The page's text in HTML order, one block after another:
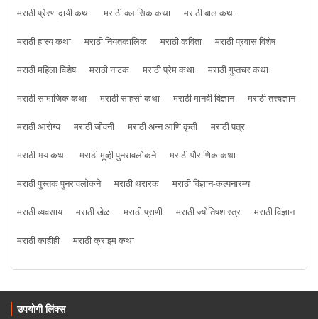
मराठी प्रेरणादायी कथा
मराठी क्लासिक कथा
मराठी बाल कथा
मराठी हास्य कथा
मराठी नियतकालिक मराठी कविता
मराठी प्रवास विशेष
मराठी महिला विशेष
मराठी नाटक मराठी प्रेम कथा
मराठी गुप्तचर कथा
मराठी सामाजिक कथा
मराठी साहसी कथा मराठी मानवी विज्ञान
मराठी तत्त्वज्ञान
मराठी आरोग्य
मराठी जीवनी मराठी अन्न आणि कृती
मराठी पत्र
मराठी भय कथा
मराठी मूव्ही पुनरावलोकने
मराठी पौराणिक कथा
मराठी पुस्तक पुनरावलोकने
मराठी थरारक
मराठी विज्ञान-कल्पनारम्य
मराठी व्यवसाय
मराठी खेळ मराठी प्राणी मराठी ज्योतिषशास्त्र
मराठी विज्ञान
मराठी काहीही
मराठी क्राइम कथा
उपयोगी लिंक्स